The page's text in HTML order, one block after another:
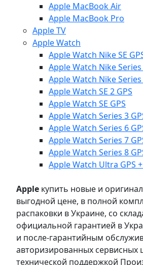
Apple MacBook Air
Apple MacBook Pro
Apple TV
Apple Watch
Apple Watch Nike SE
Apple Watch Nike Series
Apple Watch Nike Series
Apple Watch SE 2 GPS
Apple Watch SE GPS
Apple Watch Series 3
Apple Watch Series 6
Apple Watch Series 7
Apple Watch Series 8
Apple Watch Ultra GPS
Apple купить новые и
выгодной цене, в полной
распаковки в Украине, со
официальной гарантией в
и после-гарантийным
авторизированных сервисных
технической поддержкой